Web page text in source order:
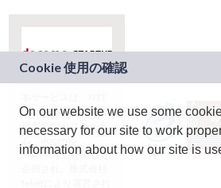
ドコモグループの新
規事業創出プログラ
ム「docomo
STARTUP」を通じて
On our website we use some
necessary for our site to work
information about how our site is